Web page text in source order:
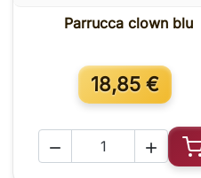
carrello
 Anteprima
Parrucca clown blu
18,85 €

